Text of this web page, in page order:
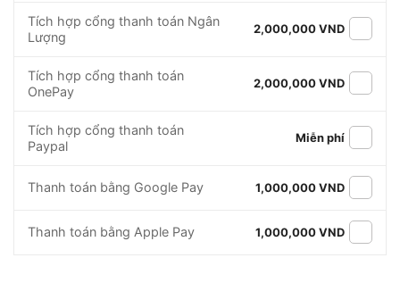
Tích hợp cổng thanh toán Ngân
Lượng
2,000,000 VND
Tích hợp cổng thanh toán
OnePay
2,000,000 VND
Tích hợp cổng thanh toán
Paypal
Miễn phí
Thanh toán bằng Google Pay 1,000,000 VND
Thanh toán bằng Apple Pay 1,000,000 VND